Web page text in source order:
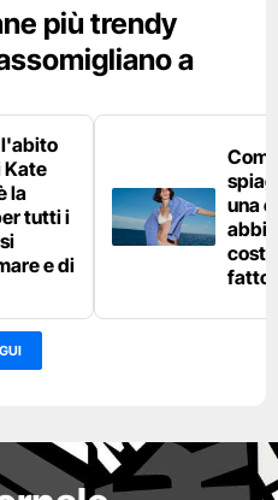
più trendy
a
l'abito
Kate
la
tutti i
e di
una
fatto